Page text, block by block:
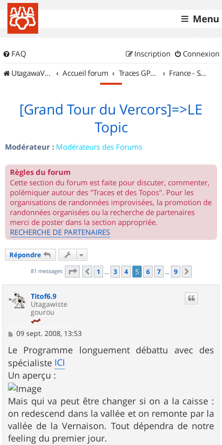
Menu
FAQ Connexion
Inscription
UtagawaVTT (Randos VTT et VTTAE avec traces GPS)
Accueil forum Traces GPS de randos VTT France - Sud Est
[Grand Tour du Vercors]=>LE
Topic
Modérateur : Modérateurs des Forums
Règles du forum
Cette section du forum est faite pour discuter, commenter,
polémiquer autour des "Traces et des Topos". Pour les
organisations de randonnées improvisées, la promotion de
randonnées organisées ou la recherche de partenaires
merci de poster dans la section appropriée.
RECHERCHE DE PARTENAIRES
Répondre
81 messages Page 5sur 9
Précédent
1 … 3 4 5 6 7 … 9
Titof6.9
Utagawiste
gourou
M
s
s
a
g
e
09 sept. 2008, 13:53
Le Programme longuement débattu avec des
spécialiste ICI
Un aperçu :
Mais qui va peut être changer si on a la caisse :
on redescend dans la vallée et on remonte par la
vallée de la Vernaison. Tout dépendra de notre
feeling du premier jour.